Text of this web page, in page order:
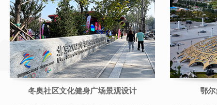
冬奥社区文化健身广场景观设计 鄂